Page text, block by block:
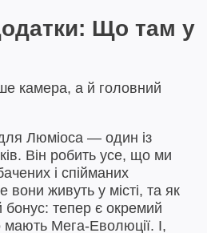
Що там у
камера, а й головний
Люміоса — один із
Він робить усе, що ми
і спійманих
вони живуть у місті, та як
тепер є окремий
Мега-Еволюції. І,